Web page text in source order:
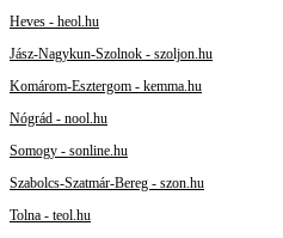
Heves - heol.hu
Jász-Nagykun-Szolnok - szoljon.hu
Komárom-Esztergom - kemma.hu
Nógrád - nool.hu
Somogy - sonline.hu
Szabolcs-Szatmár-Bereg - szon.hu
Tolna - teol.hu